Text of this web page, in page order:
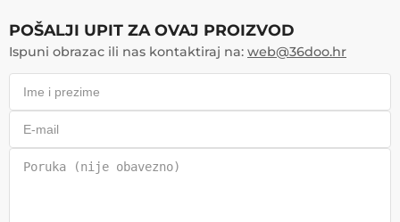
POŠALJI UPIT ZA OVAJ PROIZVOD
Ispuni obrazac ili nas kontaktiraj na: web@36doo.hr